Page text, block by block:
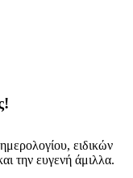
ειδικών
την ευγενή άμιλλα.